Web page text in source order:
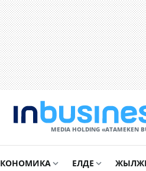
MEDIA HOLDING «ATAMEKЕN
ЕЛДЕ